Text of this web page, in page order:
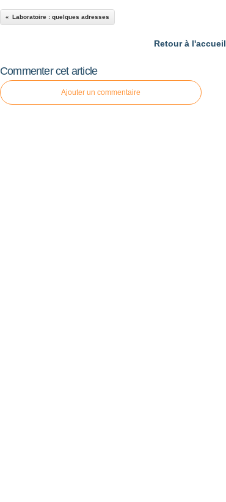
Laboratoire : quelques adresses
Retour à l'accueil
Commenter cet article
Ajouter un commentaire